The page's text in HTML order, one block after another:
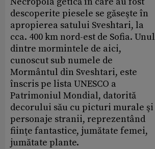
descoperite piesele se găseşte în
apropierea satului Sveshtari, la
cca. 400 km nord-est de Sofia. Unul
dintre mormintele de aici,
cunoscut sub numele de
Mormântul din Sveshtari, este
înscris pe lista UNESCO a
Patrimoniul Mondial, datorită
decorului său cu picturi murale şi
personaje stranii, reprezentând
fiinţe fantastice, jumătate femei,
jumătate plante.